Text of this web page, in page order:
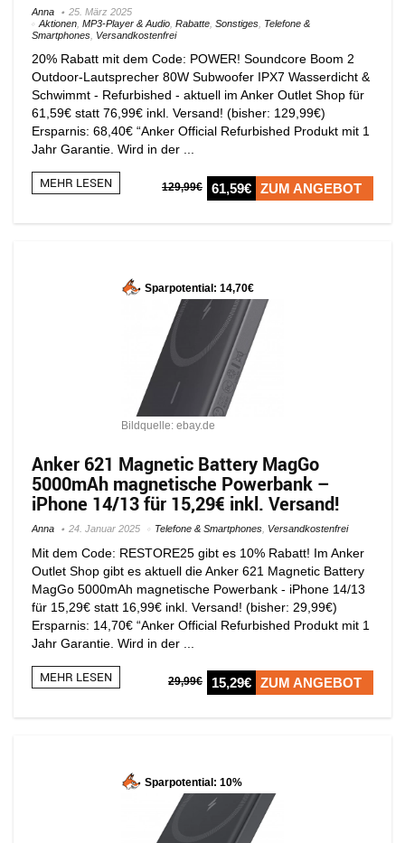
Anna
25. März 2025
Aktionen MP3-Player & Audio Rabatte Sonstiges Telefone &
Smartphones Versandkostenfrei
20% Rabatt mit dem Code: POWER! Soundcore Boom 2
Outdoor-Lautsprecher 80W Subwoofer IPX7 Wasserdicht &
Schwimmt - Refurbished - aktuell im Anker Outlet Shop für
61,59€ statt 76,99€ inkl. Versand! (bisher: 129,99€)
Ersparnis: 68,40€ “Anker Official Refurbished Produkt mit 1
Jahr Garantie. Wird in der ...
MEHR LESEN 129,99€ 61,59€ ZUM ANGEBOT
Sparpotential: 14,70€
Bildquelle: ebay.de
Anker 621 Magnetic Battery MagGo
5000mAh magnetische Powerbank –
iPhone 14/13 für 15,29€ inkl. Versand!
Anna 24. Januar 2025 Telefone & Smartphones Versandkostenfrei
Mit dem Code: RESTORE25 gibt es 10% Rabatt! Im Anker
Outlet Shop gibt es aktuell die Anker 621 Magnetic Battery
MagGo 5000mAh magnetische Powerbank - iPhone 14/13
für 15,29€ statt 16,99€ inkl. Versand! (bisher: 29,99€)
Ersparnis: 14,70€ “Anker Official Refurbished Produkt mit 1
Jahr Garantie. Wird in der ...
MEHR LESEN 29,99€ 15,29€ ZUM ANGEBOT
Sparpotential: 10%